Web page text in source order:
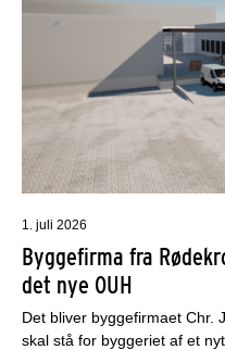
1. juli 2026
Byggefirma fra
det nye OUH
Det bliver byggefirmaet Chr.
skal stå for byggeriet af et